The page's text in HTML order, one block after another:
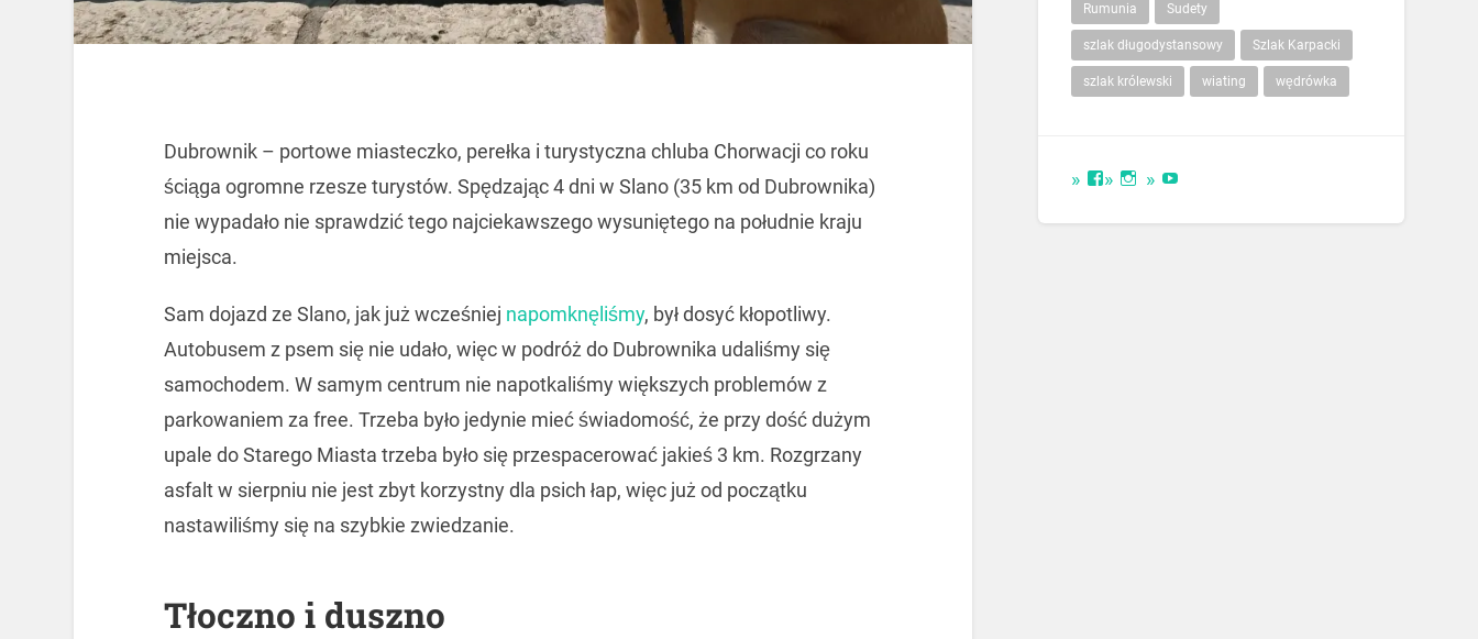
Dubrownik – portowe miasteczko, perełka i turystyczna chluba Chorwacji co roku
ściąga ogromne rzesze turystów. Spędzając 4 dni w Slano (35 km od Dubrownika)
nie wypadało nie sprawdzić tego najciekawszego wysuniętego na południe kraju
miejsca.
Sam dojazd ze Slano, jak już wcześniej napomknęliśmy, był dosyć kłopotliwy.
Autobusem z psem się nie udało, więc w podróż do Dubrownika udaliśmy się
samochodem. W samym centrum nie napotkaliśmy większych problemów z
parkowaniem za free. Trzeba było jedynie mieć świadomość, że przy dość dużym
upale do Starego Miasta trzeba było się przespacerować jakieś 3 km. Rozgrzany
asfalt w sierpniu nie jest zbyt korzystny dla psich łap, więc już od początku
nastawiliśmy się na szybkie zwiedzanie.
Tłoczno i duszno
Rumunia Sudety
szlak długodystansowy Szlak Karpacki
szlak królewski wiating wędrówka